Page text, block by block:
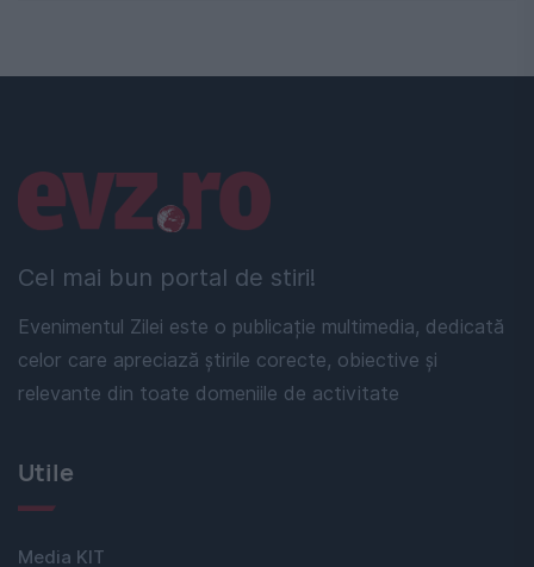
Cel mai bun portal de stiri!
Evenimentul Zilei este o publicație multimedia, dedicată
celor care apreciază știrile corecte, obiective și
relevante din toate domeniile de activitate
Linkuri utile
Utile
Media KIT